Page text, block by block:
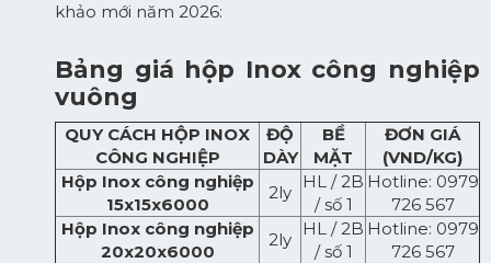
khảo mới năm 2026:
Bảng giá hộp Inox công nghiệp
vuông
QUY CÁCH HỘP INOX
CÔNG NGHIỆP
ĐỘ
DÀY
BỀ
MẶT
ĐƠN GIÁ
(VND/KG)
Hộp Inox công nghiệp
15x15x6000
2ly
HL / 2B
/ số 1
Hotline: 0979
726 567
Hộp Inox công nghiệp
20x20x6000
2ly
HL / 2B
/ số 1
Hotline: 0979
726 567